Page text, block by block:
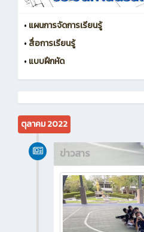
• แผนการจัดการเรียนรู้
• สื่อการเรียนรู้
• แบบฝึกหัด
ตุลาคม 2022
ข่าวสาร